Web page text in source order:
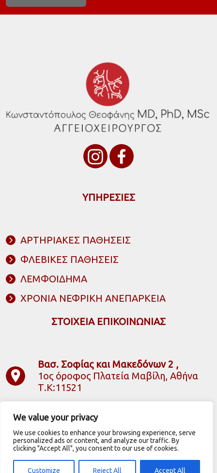
We value your privacy
We use cookies to enhance your browsing experience, serve
personalized ads or content, and analyze our traffic. By
clicking "Accept All", you consent to our use of cookies.
Customize Reject All Accept All
ΥΠΗΡΕΣΙΕΣ
ΑΡΤΗΡΙΑΚΕΣ ΠΑΘΗΣΕΙΣ
ΦΛΕΒΙΚΕΣ ΠΑΘΗΣΕΙΣ
ΛΕΜΦΟΙΔΗΜΑ
ΧΡΟΝΙΑ ΝΕΦΡΙΚΗ ΑΝΕΠΑΡΚΕΙΑ
ΣΤΟΙΧΕΙΑ ΕΠΙΚΟΙΝΩΝΙΑΣ
Βασ. Σοφίας και Μακεδόνων 2 ,
1ος όροφος Πλατεία Μαβίλη, Αθήνα
Τ.Κ:11521
2106425300
faniskonstantopoulos@outlook.com